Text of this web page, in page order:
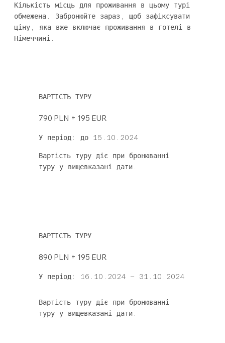
Кількість місць для проживання в цьому турі
обмежена. Забронюйте зараз, щоб зафіксувати
ціну, яка вже включає проживання в готелі в
Німеччині.
ВАРТІСТЬ ТУРУ
790 PLN + 195 EUR
У період: до 15.10.2024
Вартість туру діє при бронюванні
туру у вищевказані дати.
ВАРТІСТЬ ТУРУ
890 PLN + 195 EUR
У період: 16.10.2024 – 31.10.2024
Вартість туру діє при бронюванні
туру у вищевказані дати.